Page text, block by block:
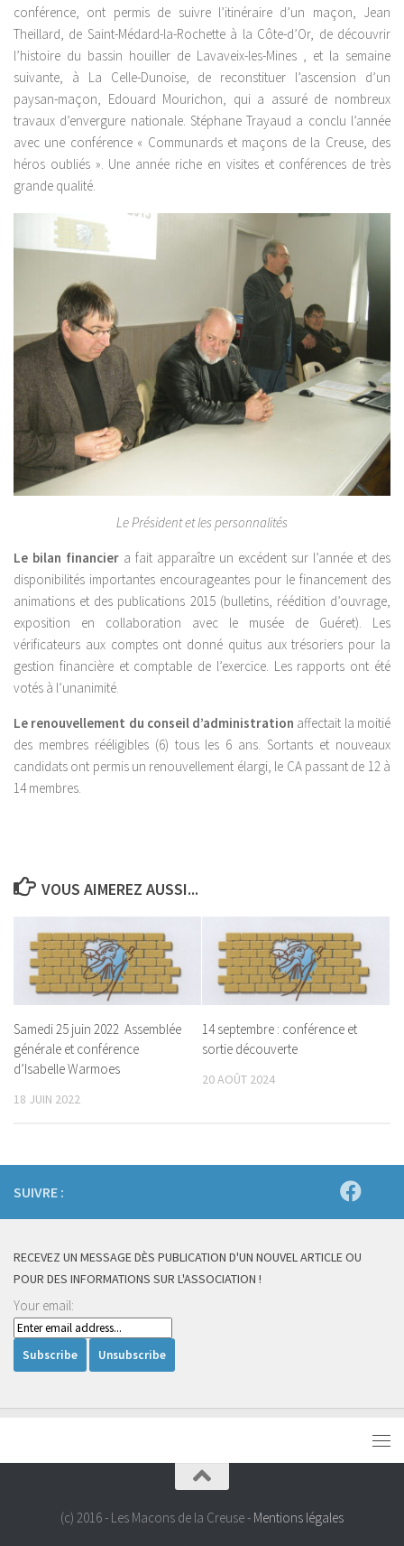
conférence, ont permis de suivre l’itinéraire d’un maçon, Jean
Theillard, de Saint-Médard-la-Rochette à la Côte-d’Or, de découvrir
l’histoire du bassin houiller de Lavaveix-les-Mines , et la semaine
suivante, à La Celle-Dunoise, de reconstituer l’ascension d’un
paysan-maçon, Edouard Mourichon, qui a assuré de nombreux
travaux d’envergure nationale. Stéphane Trayaud a conclu l’année
avec une conférence « Communards et maçons de la Creuse, des
héros oubliés ». Une année riche en visites et conférences de très
grande qualité.
Le Président et les personnalités
Le bilan financier a fait apparaître un excédent sur l’année et des
disponibilités importantes encourageantes pour le financement des
animations et des publications 2015 (bulletins, réédition d’ouvrage,
exposition en collaboration avec le musée de Guéret). Les
vérificateurs aux comptes ont donné quitus aux trésoriers pour la
gestion financière et comptable de l’exercice. Les rapports ont été
votés à l’unanimité.
Le renouvellement du conseil d’administration affectait la moitié
des membres rééligibles (6) tous les 6 ans. Sortants et nouveaux
candidats ont permis un renouvellement élargi, le CA passant de 12 à
14 membres.
VOUS AIMEREZ AUSSI...
Samedi 25 juin 2022 Assemblée
générale et conférence
d’Isabelle Warmoes
18 JUIN 2022
14 septembre : conférence et
sortie découverte
20 AOÛT 2024
SUIVRE :
RECEVEZ UN MESSAGE DÈS PUBLICATION D'UN NOUVEL ARTICLE OU
POUR DES INFORMATIONS SUR L'ASSOCIATION !
Your email:
(c) 2016 - Les Macons de la Creuse - Mentions légales